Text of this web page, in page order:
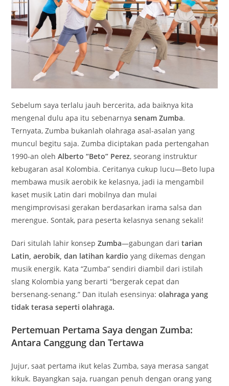
Sebelum saya terlalu jauh bercerita, ada baiknya kita
mengenal dulu apa itu sebenarnyasenam Zumba.
Ternyata, Zumba bukanlah olahraga asal-asalan yang
muncul begitu saja. Zumba diciptakan pada pertengahan
1990-an olehAlberto “Beto” Perez, seorang instruktur
kebugaran asal Kolombia. Ceritanya cukup lucu—Beto lupa
membawa musik aerobik ke kelasnya, jadi ia mengambil
kaset musik Latin dari mobilnya dan mulai
mengimprovisasi gerakan berdasarkan irama salsa dan
merengue. Sontak, para peserta kelasnya senang sekali!
Dari situlah lahir konsepZumba—gabungan daritarian
Latin, aerobik, dan latihan kardio yang dikemas dengan
musik energik. Kata “Zumba” sendiri diambil dari istilah
slang Kolombia yang berarti “bergerak cepat dan
bersenang-senang.” Dan itulah esensinya:olahraga yang
tidak terasa seperti olahraga.
Pertemuan Pertama Saya dengan Zumba:
Antara Canggung dan Tertawa
Jujur, saat pertama ikut kelas Zumba, saya merasa sangat
kikuk. Bayangkan saja, ruangan penuh dengan orang yang